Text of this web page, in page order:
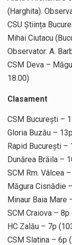
(Harghita).
CSU Știința
Mihai Ciutacu
Observator: A.
CSM Deva –
18.00)
Clasament
CSM București –
Gloria Buzău –
Rapid București –
Dunărea Brăila –
SCM Rm. Vâlcea
Măgura Cisnădie
Minaur Baia Mare
SCM Craiova –
HC Zalău – 7p
CSM Slatina – 6p